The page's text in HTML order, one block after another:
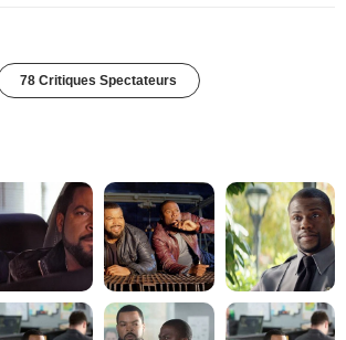
78 Critiques Spectateurs